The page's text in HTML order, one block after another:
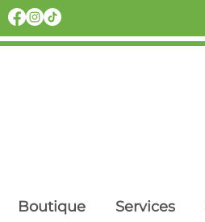
Boutique Services